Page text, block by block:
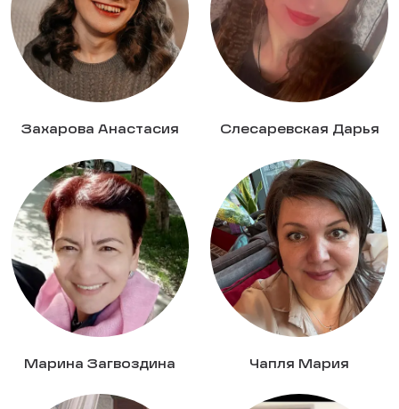
Захарова Анастасия Слесаревская Дарья
Марина Загвоздина Чапля Мария